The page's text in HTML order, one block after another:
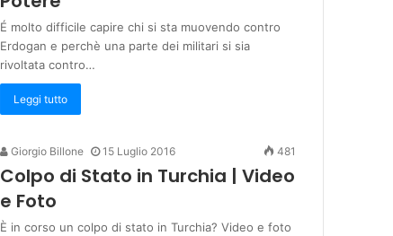
É molto difficile capire chi si sta muovendo contro
Erdogan e perchè una parte dei militari si sia
rivoltata contro…
Leggi tutto
Giorgio Billone 15 Luglio 2016 481
Colpo di Stato in Turchia | Video
e Foto
È in corso un colpo di stato in Turchia? Video e foto